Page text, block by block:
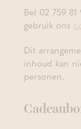
Bel 02 759
gebruik ons
Dit
inhoud kan
personen.